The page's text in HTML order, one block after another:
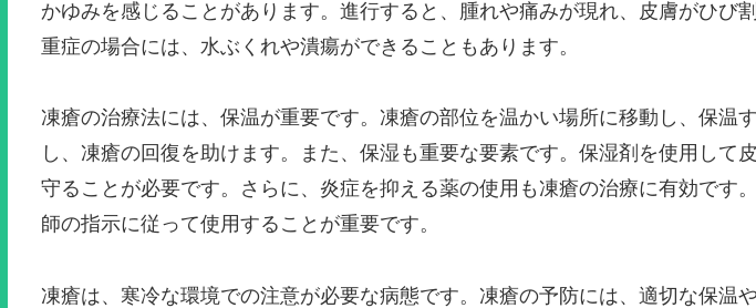
かゆみを感じることがあります。進行すると、腫れや痛みが現れ、皮膚がひび
重症の場合には、水ぶくれや潰瘍ができることもあります。
凍瘡の治療法には、保温が重要です。凍瘡の部位を温かい場所に移動し、保温
し、凍瘡の回復を助けます。また、保湿も重要な要素です。保湿剤を使用して
守ることが必要です。さらに、炎症を抑える薬の使用も凍瘡の治療に有効です
師の指示に従って使用することが重要です。
凍瘡は、寒冷な環境での注意が必要な病態です。凍瘡の予防には、適切な保温